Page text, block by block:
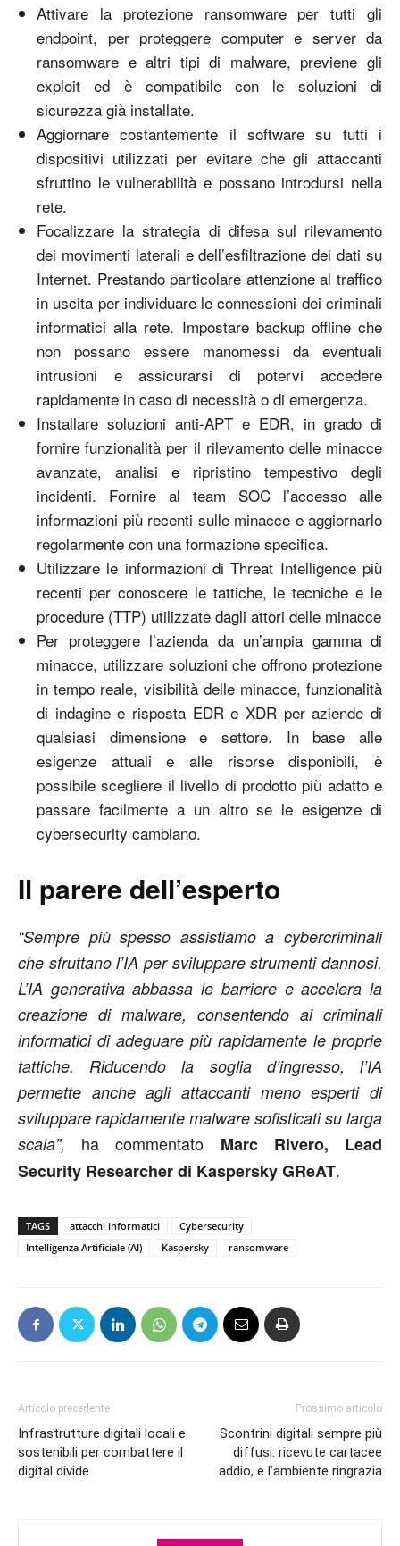
Attivare la protezione ransomware per tutti gli
endpoint, per proteggere computer e server da
ransomware e altri tipi di malware, previene gli
exploit ed è compatibile con le soluzioni di
sicurezza già installate.
Aggiornare costantemente il software su tutti i
dispositivi utilizzati per evitare che gli attaccanti
sfruttino le vulnerabilità e possano introdursi nella
rete.
Focalizzare la strategia di difesa sul rilevamento
dei movimenti laterali e dell’esfiltrazione dei dati su
Internet. Prestando particolare attenzione al traffico
in uscita per individuare le connessioni dei criminali
informatici alla rete. Impostare backup offline che
non possano essere manomessi da eventuali
intrusioni e assicurarsi di potervi accedere
rapidamente in caso di necessità o di emergenza.
Installare soluzioni anti-APT e EDR, in grado di
fornire funzionalità per il rilevamento delle minacce
avanzate, analisi e ripristino tempestivo degli
incidenti. Fornire al team SOC l’accesso alle
informazioni più recenti sulle minacce e aggiornarlo
regolarmente con una formazione specifica.
Utilizzare le informazioni di Threat Intelligence più
recenti per conoscere le tattiche, le tecniche e le
procedure (TTP) utilizzate dagli attori delle minacce
Per proteggere l’azienda da un’ampia gamma di
minacce, utilizzare soluzioni che offrono protezione
in tempo reale, visibilità delle minacce, funzionalità
di indagine e risposta EDR e XDR per aziende di
qualsiasi dimensione e settore. In base alle
esigenze attuali e alle risorse disponibili, è
possibile scegliere il livello di prodotto più adatto e
passare facilmente a un altro se le esigenze di
cybersecurity cambiano.
Il parere dell’esperto
“Sempre più spesso assistiamo a cybercriminali
che sfruttano l’IA per sviluppare strumenti dannosi.
L’IA generativa abbassa le barriere e accelera la
creazione di malware, consentendo ai criminali
informatici di adeguare più rapidamente le proprie
tattiche. Riducendo la soglia d’ingresso, l’IA
permette anche agli attaccanti meno esperti di
sviluppare rapidamente malware sofisticati su larga
scala”, ha commentato Marc Rivero, Lead
Security Researcher di Kaspersky GReAT.
TAGS attacchi informatici
Cybersecurity
Intelligenza Artificiale (AI)
Kaspersky ransomware
Articolo precedente
Infrastrutture digitali locali e
sostenibili per combattere il
digital divide
Prossimo articolo
Scontrini digitali sempre più
diffusi: ricevute cartacee
addio, e l’ambiente ringrazia